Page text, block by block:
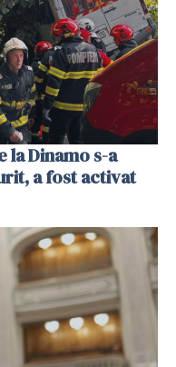
Dinamo s-a
a fost activat